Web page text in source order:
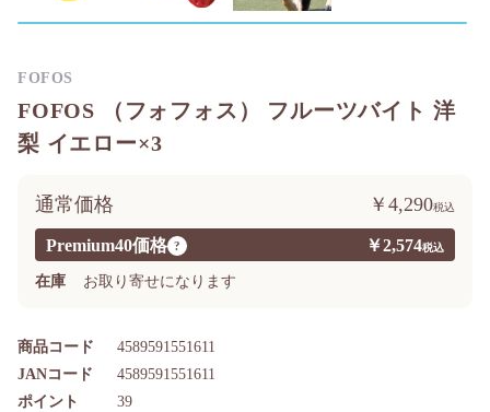
FOFOS （フォフォス） フルーツバイト 洋
梨 イエロー×3
Premium40価格 ? ￥2,574
通常価格 ￥4,290
在庫 お取り寄せになります
商品コード 4589591551611
ポイント 39
JANコード 4589591551611
FOFOS